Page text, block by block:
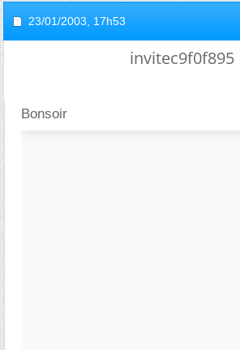
23/01/2003, 17h53
invitec9f0f895
Bonsoir